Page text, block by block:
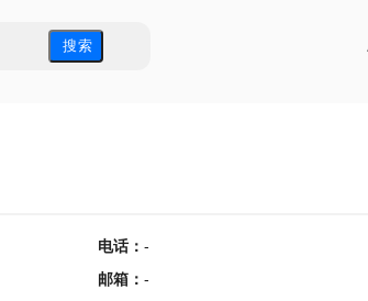
搜 索
电话： -
邮箱 ： -